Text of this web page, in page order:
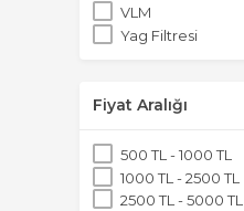
VLM
Yag Filtresi
Fiyat Aralığı
500 TL - 1000 TL
1000 TL - 2500 TL
2500 TL - 5000 TL